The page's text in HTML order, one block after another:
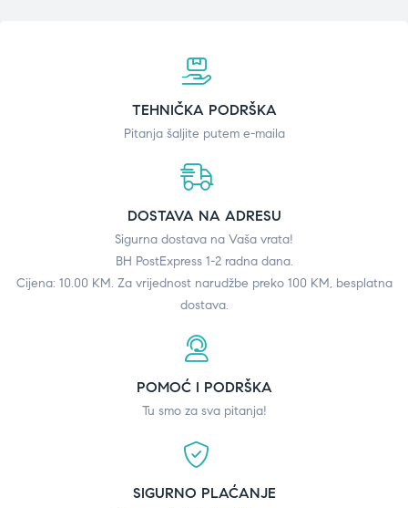
TEHNIČKA PODRŠKA
Pitanja šaljite putem e-maila
DOSTAVA NA ADRESU
Sigurna dostava na Vaša vrata!
BH PostExpress 1-2 radna dana.
Cijena: 10.00 KM. Za vrijednost narudžbe preko 100 KM, besplatna
dostava.
POMOĆ I PODRŠKA
Tu smo za sva pitanja!
SIGURNO PLAĆANJE